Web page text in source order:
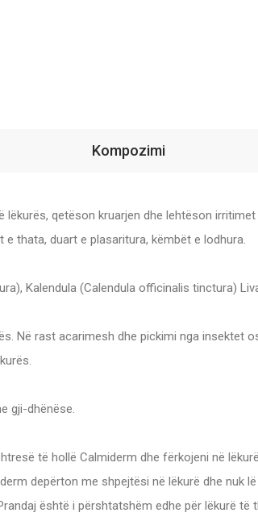
Kompozimi
lëkurës, qetëson kruarjen dhe lehtëson
thata, duart e plasaritura, këmbët e lodhura.
Kalendula (Calendula officinalis tinctura)
Në rast acarimesh dhe pickimi nga insektet
gji-dhënëse.
të hollë Calmiderm dhe fërkojeni në lëkurë.
depërton me shpejtësi në lëkurë dhe nuk
është i përshtatshëm edhe për lëkurë të